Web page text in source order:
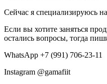
Сейчас я специализируюсь
Если вы хотите заняться
остались вопросы, тогда
WhatsApp +7 (991) 706-23-11
Instagram @gamafiit